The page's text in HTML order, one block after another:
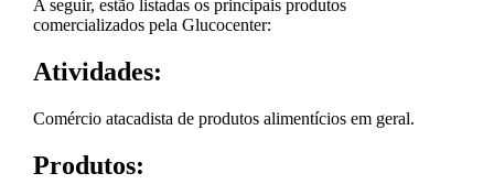
A seguir, estão listadas os principais produtos
comercializados pela Glucocenter:
Atividades:
Comércio atacadista de produtos alimentícios em geral.
Produtos: